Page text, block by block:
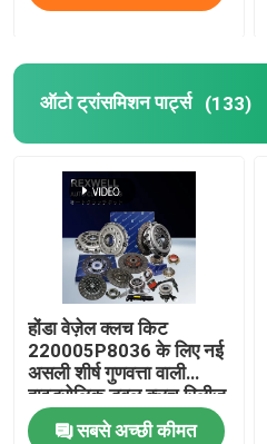
ऑटो ट्रांसमिशन पार्ट्स (133)
होंडा वेज़ेल क्लच किट
220005P8036 के लिए नई
असली शीर्ष गुणवत्ता वाली
हाइड्रोलिक डबल क्लच रिलीज़
लेयरिंग 22000-5P8-016
22000-5P8-036
सबसे अच्छी कीमत